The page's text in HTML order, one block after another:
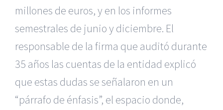
millones de euros, y en los informes
semestrales de junio y diciembre. El
responsable de la firma que auditó durante
35 años las cuentas de la entidad explicó
que estas dudas se señalaron en un
“párrafo de énfasis”, el espacio donde,